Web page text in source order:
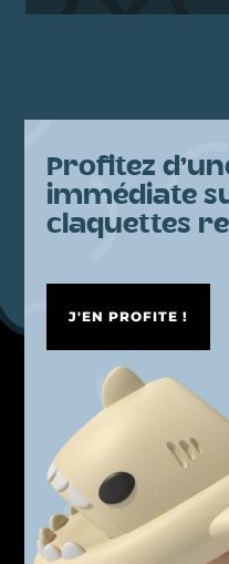
Profitez
immédiate
claquettes
J'EN PROFITE !